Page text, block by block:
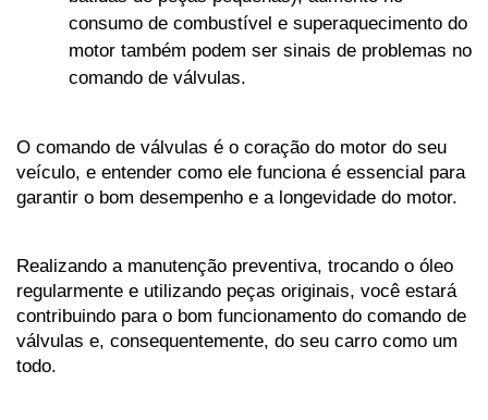
consumo de combustível e superaquecimento do
motor também podem ser sinais de problemas no
comando de válvulas.
O comando de válvulas é o coração do motor do seu
veículo, e entender como ele funciona é essencial para
garantir o bom desempenho e a longevidade do motor.
Realizando a manutenção preventiva, trocando o óleo
regularmente e utilizando peças originais, você estará
contribuindo para o bom funcionamento do comando de
válvulas e, consequentemente, do seu carro como um
todo.